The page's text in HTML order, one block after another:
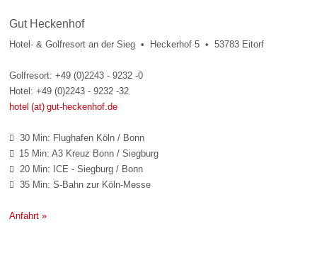
Gut Heckenhof
Hotel- & Golfresort an der Sieg • Heckerhof 5 • 53783 Eitorf
Golfresort: +49 (0)2243 - 9232 -0
Hotel: +49 (0)2243 - 9232 -32
hotel (at) gut-heckenhof.de
 30 Min: Flughafen Köln / Bonn
 15 Min: A3 Kreuz Bonn / Siegburg
 20 Min: ICE - Siegburg / Bonn
 35 Min: S-Bahn zur Köln-Messe
Anfahrt »